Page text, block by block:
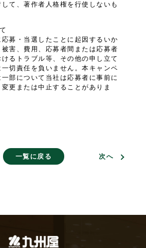
て、著作者人格権を行使しないも
募・当選したことに起因するいか
害、費用、応募者間または応募者
るトラブル等、その他の申し立て
切責任を負いません。本キャンペ
部について当社は応募者に事前に
更または中止することがありま
一覧に戻る 次へ